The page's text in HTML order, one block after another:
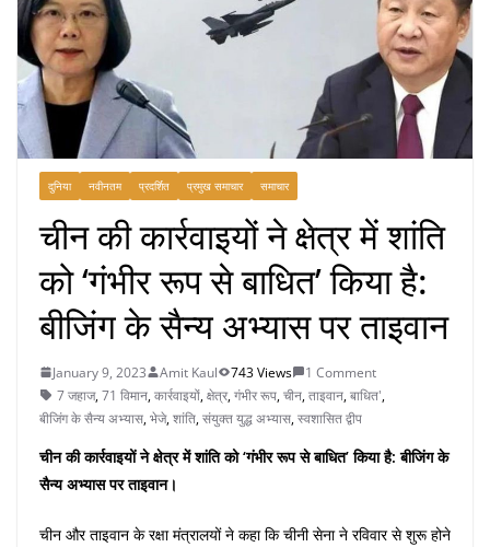
दुनिया नवीनतम प्रदर्शित प्रमुख समाचार समाचार
चीन की कार्रवाइयों ने क्षेत्र में शांति
को ‘गंभीर रूप से बाधित’ किया है:
बीजिंग के सैन्य अभ्यास पर ताइवान
January 9, 2023 Amit Kaul 743 Views
1 Comment
7 जहाज,71 विमान,कार्रवाइयों,क्षेत्र,गंभीर रूप,चीन,ताइवान,बाधित',
बीजिंग के सैन्य अभ्यास,भेजे,शांति,संयुक्त युद्ध अभ्यास,स्वशासित द्वीप
चीन की कार्रवाइयों ने क्षेत्र में शांति को ‘गंभीर रूप से बाधित’ किया है: बीजिंग के
सैन्य अभ्यास पर ताइवान।
चीन और ताइवान के रक्षा मंत्रालयों ने कहा कि चीनी सेना ने रविवार से शुरू होने